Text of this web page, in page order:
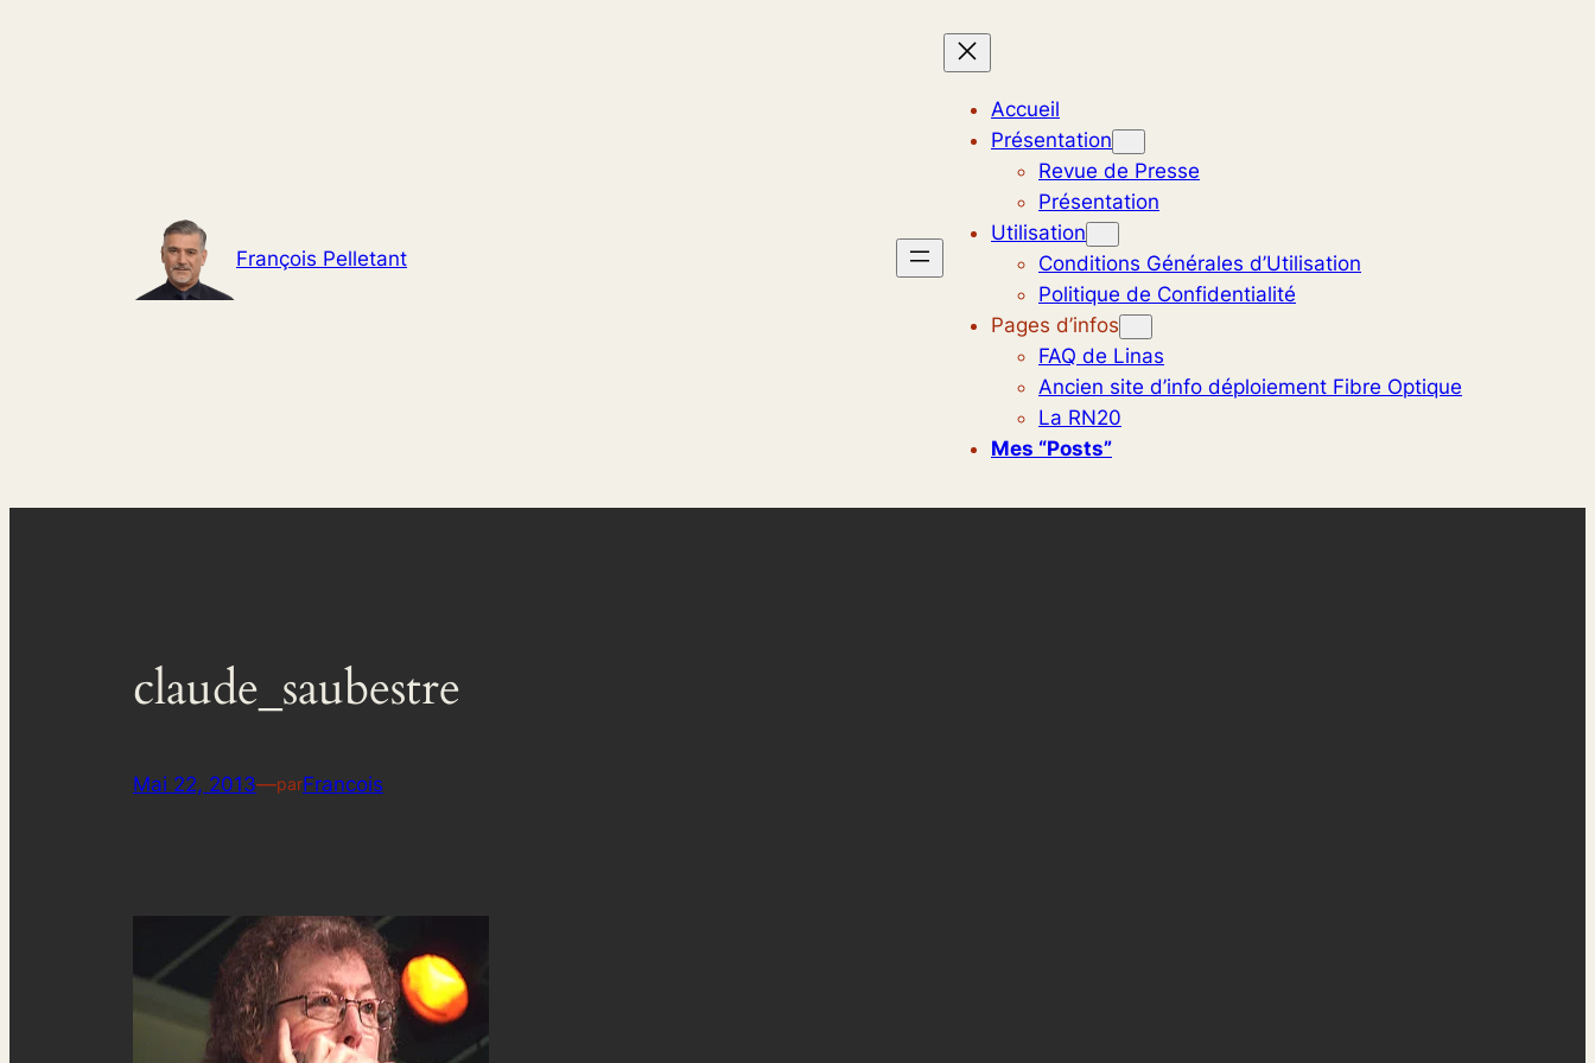
François Pelletant
Accueil
Présentation
Revue de Presse
Présentation
Utilisation
Conditions Générales d’Utilisation
Politique de Confidentialité
Pages d’infos
FAQ de Linas
Ancien site d’info déploiement Fibre Optique
La RN20
Mes “posts”
claude_saubestre
Mai 22, 2013—parFrancois